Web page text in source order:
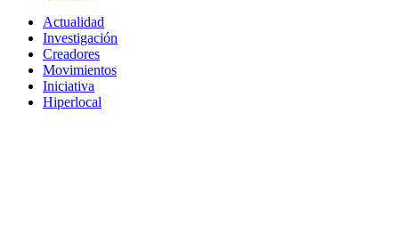
Actualidad
Investigación
Creadores
Movimientos
Iniciativa
Hiperlocal